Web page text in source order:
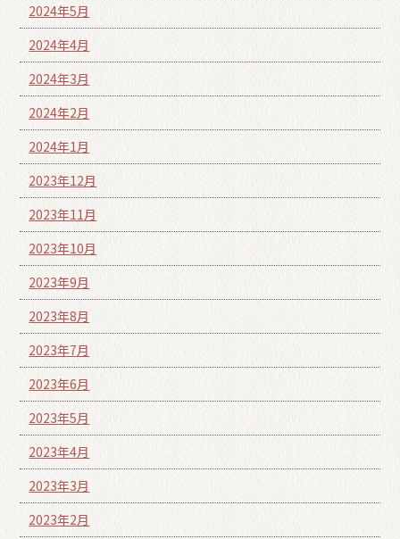
2024年5月
2024年4月
2024年3月
2024年2月
2024年1月
2023年12月
2023年11月
2023年10月
2023年9月
2023年8月
2023年7月
2023年6月
2023年5月
2023年4月
2023年3月
2023年2月